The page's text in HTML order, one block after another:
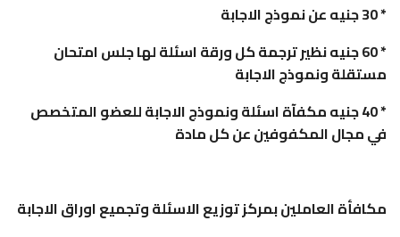
* 30 جنيه عن نموذج الاجابة
* 60 جنيه نظير ترجمة كل ورقة اسئلة لها جلس امتحان
مستقلة ونموذج الاجابة
* 40 جنيه مكفآة اسئلة ونموذج الاجابة للعضو المتخصص
في مجال المكفوفين عن كل مادة
مكافأة العاملين بمركز توزيع الاسئلة وتجميع اوراق الاجابة